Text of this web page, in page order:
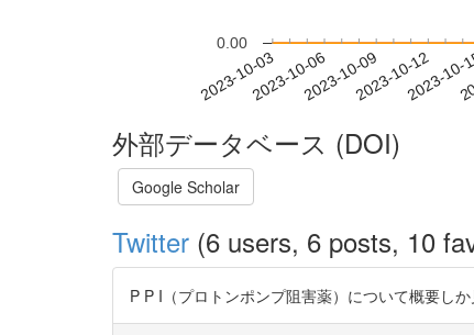
2023-10-032023-10-062023-10-092023-10-12
2023-
0.00
外部データベース (DOI)
Google Scholar
Twitter (6 users, 6 posts, 10
P P I（プロトンポンプ阻害薬）について概要し